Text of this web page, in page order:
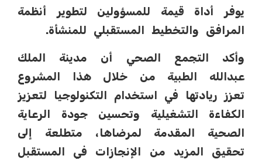
يوفر أداة قيمة للمسؤولين لتطوير أنظمة
المرافق والتخطيط المستقبلي للمنشأة.
وأكد التجمع الصحي أن مدينة الملك
عبدالله الطبية من خلال هذا المشروع
تعزز ريادتها في استخدام التكنولوجيا لتعزيز
الكفاءة التشغيلية وتحسين جودة الرعاية
الصحية المقدمة لمرضاها، متطلعة إلى
تحقيق المزيد من الإنجازات في المستقبل